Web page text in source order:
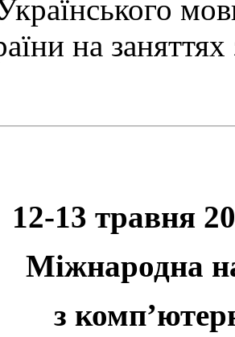
на заняттях
12-13 травня
Міжнародна
з